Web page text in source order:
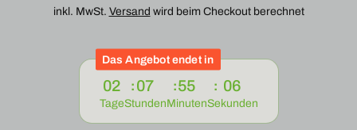
Preis
inkl. MwSt. Versand wird beim Checkout berechnet
Das Angebot endet in
02
Tage
07
Stunden
55
Minuten
06
Sekunden